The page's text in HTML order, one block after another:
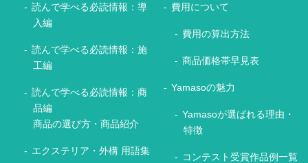
読んで学べる必読情報：導
入編
読んで学べる必読情報：施
工編
読んで学べる必読情報：商
品編
商品の選び方・商品紹介
エクステリア・外構 用語集
費用について
費用の算出方法
商品価格帯早見表
Yamasoの魅力
Yamasoが選ばれる理由・
特徴
コンテスト受賞作品例一覧